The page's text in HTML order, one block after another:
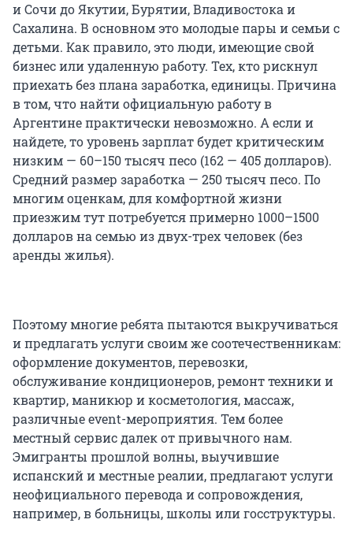
и Сочи до Якутии, Бурятии, Владивостока и
Сахалина. В основном это молодые пары и семьи с
детьми. Как правило, это люди, имеющие свой
бизнес или удаленную работу. Тех, кто рискнул
приехать без плана заработка, единицы. Причина
в том, что найти официальную работу в
Аргентине практически невозможно. А если и
найдете, то уровень зарплат будет критическим
низким — 60–150 тысяч песо (162 — 405 долларов).
Средний размер заработка — 250 тысяч песо. По
многим оценкам, для комфортной жизни
приезжим тут потребуется примерно 1000–1500
долларов на семью из двух-трех человек (без
аренды жилья).
Поэтому многие ребята пытаются выкручиваться
и предлагать услуги своим же соотечественникам:
оформление документов, перевозки,
обслуживание кондиционеров, ремонт техники и
квартир, маникюр и косметология, массаж,
различные event-мероприятия. Тем более
местный сервис далек от привычного нам.
Эмигранты прошлой волны, выучившие
испанский и местные реалии, предлагают услуги
неофициального перевода и сопровождения,
например, в больницы, школы или госструктуры.